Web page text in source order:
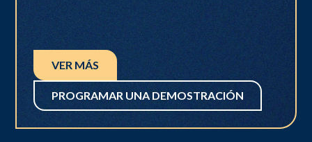
VER MÁS
PROGRAMAR UNA DEMOSTRACIÓN